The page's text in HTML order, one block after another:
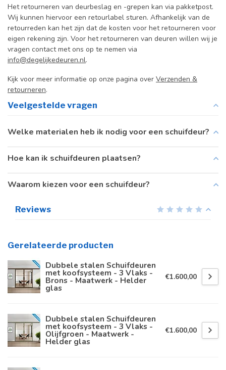
Het retourneren van deurbeslag en -grepen kan via pakketpost.
Wij kunnen hiervoor een retourlabel sturen. Afhankelijk van de
retourreden kan het zijn dat de kosten voor het retourneren voor
eigen rekening zijn. Voor het retourneren van deuren willen wij je
vragen contact met ons op te nemen via
info@degelijkedeuren.nl.
Kijk voor meer informatie op onze pagina over Verzenden &
retourneren.
Veelgestelde vragen
Welke materialen heb ik nodig voor een schuifdeur?
Hoe kan ik schuifdeuren plaatsen?
Waarom kiezen voor een schuifdeur?
Reviews
Gerelateerde producten
Dubbele stalen Schuifdeuren
met koofsysteem - 3 Vlaks -
Brons - Maatwerk - Helder
glas
€1.600,00
Dubbele stalen Schuifdeuren
met koofsysteem - 3 Vlaks -
Olijfgroen - Maatwerk -
Helder glas
€1.600,00